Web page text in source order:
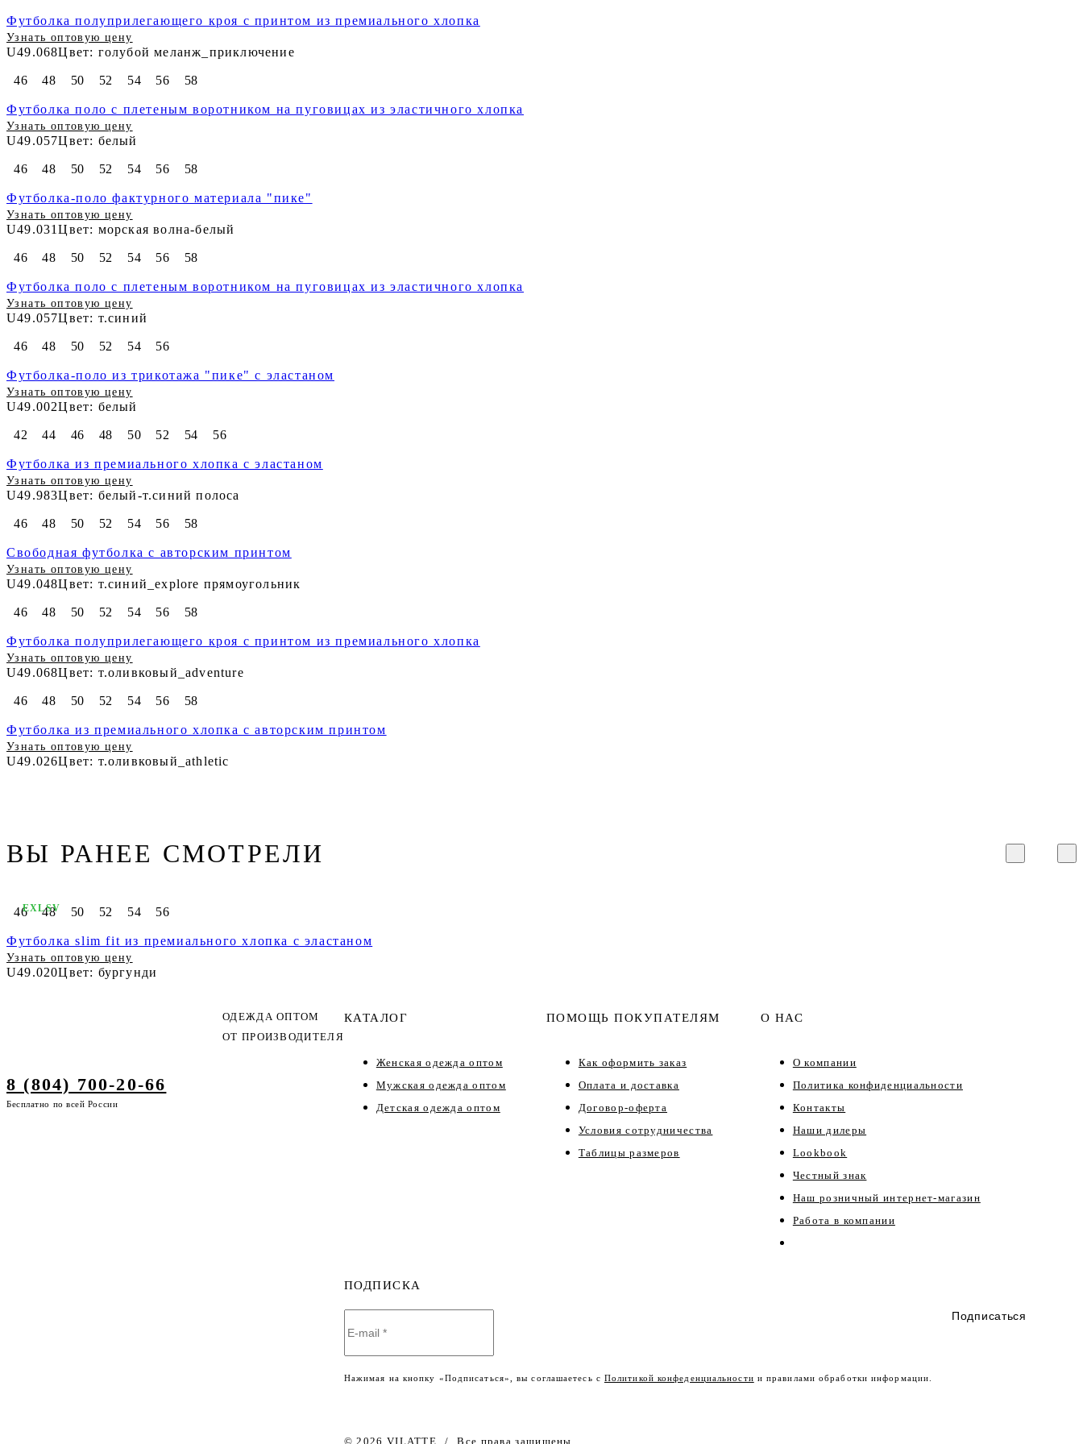
Футболка полуприлегающего кроя с принтом из премиального хлопка
Узнать оптовую цену
U49.068Цвет: голубой меланж_приключение
46 48 50 52 54 56 58
Футболка поло с плетеным воротником на пуговицах из эластичного хлопка
Узнать оптовую цену
U49.057Цвет: белый
46 48 50 52 54 56 58
Футболка-поло фактурного материала "пике"
Узнать оптовую цену
U49.031Цвет: морская волна-белый
46 48 50 52 54 56 58
Футболка поло с плетеным воротником на пуговицах из эластичного хлопка
Узнать оптовую цену
U49.057Цвет: т.синий
46 48 50 52 54 56
Футболка-поло из трикотажа "пике" с эластаном
Узнать оптовую цену
U49.002Цвет: белый
42 44 46 48 50 52 54 56
Футболка из премиального хлопка с эластаном
Узнать оптовую цену
U49.983Цвет: белый-т.синий полоса
46 48 50 52 54 56 58
Свободная футболка с авторским принтом
Узнать оптовую цену
U49.048Цвет: т.синий_explore прямоугольник
46 48 50 52 54 56 58
Футболка полуприлегающего кроя с принтом из премиального хлопка
Узнать оптовую цену
U49.068Цвет: т.оливковый_adventure
46 48 50 52 54 56 58
Футболка из премиального хлопка с авторским принтом
Узнать оптовую цену
U49.026Цвет: т.оливковый_athletic
ВЫ РАНЕЕ СМОТРЕЛИ
46 48 50 52 54 56
Футболка slim fit из премиального хлопка с эластаном
Узнать оптовую цену
U49.020Цвет: бургунди
EXLSV
ОДЕЖДА ОПТОМ
ОТ ПРОИЗВОДИТЕЛЯ
8 (804) 700-20-66
Бесплатно по всей России
КАТАЛОГ
Женская одежда оптом
Мужская одежда оптом
Детская одежда оптом
ПОМОЩЬ ПОКУПАТЕЛЯМ
Как оформить заказ
Оплата и доставка
Договор-оферта
Условия сотрудничества
Таблицы размеров
О НАС
О компании
Политика конфиденциальности
Контакты
Наши дилеры
Lookbook
Честный знак
Наш розничный интернет-магазин
Работа в компании
ПОДПИСКА
Подписаться
Нажимая на кнопку «Подписаться», вы соглашаетесь с Политикой конфеденциальности и правилами обработки информации.
© 2026 VILATTE / Все права защищены.